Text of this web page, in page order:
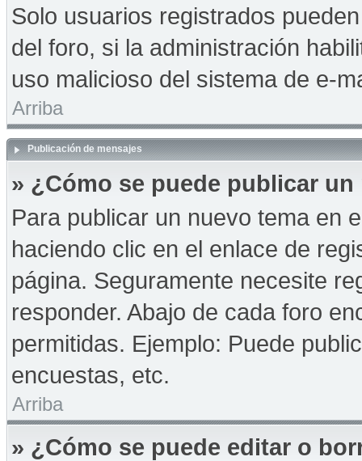
Solo usuarios registrados
del foro, si la administración
uso malicioso del sistema de e-
Arriba
Publicación de mensajes
» ¿Cómo se puede publicar
Para publicar un nuevo tema en
haciendo clic en el enlace de
página. Seguramente necesite
responder. Abajo de cada foro
permitidas. Ejemplo: Puede
encuestas, etc.
Arriba
» ¿Cómo se puede editar o